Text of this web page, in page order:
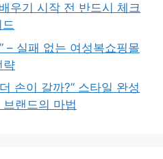
우기 시작 전 반드시 체크
– 실패 없는 여성복쇼핑몰
략
손이 갈까?” 스타일 완성
랜드의 마법